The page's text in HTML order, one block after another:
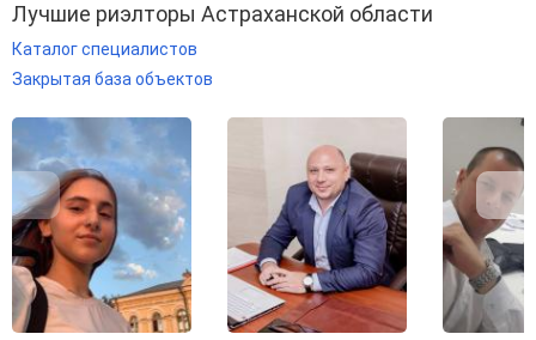
Лучшие риэлторы Астраханской области
Каталог специалистов
Закрытая база объектов